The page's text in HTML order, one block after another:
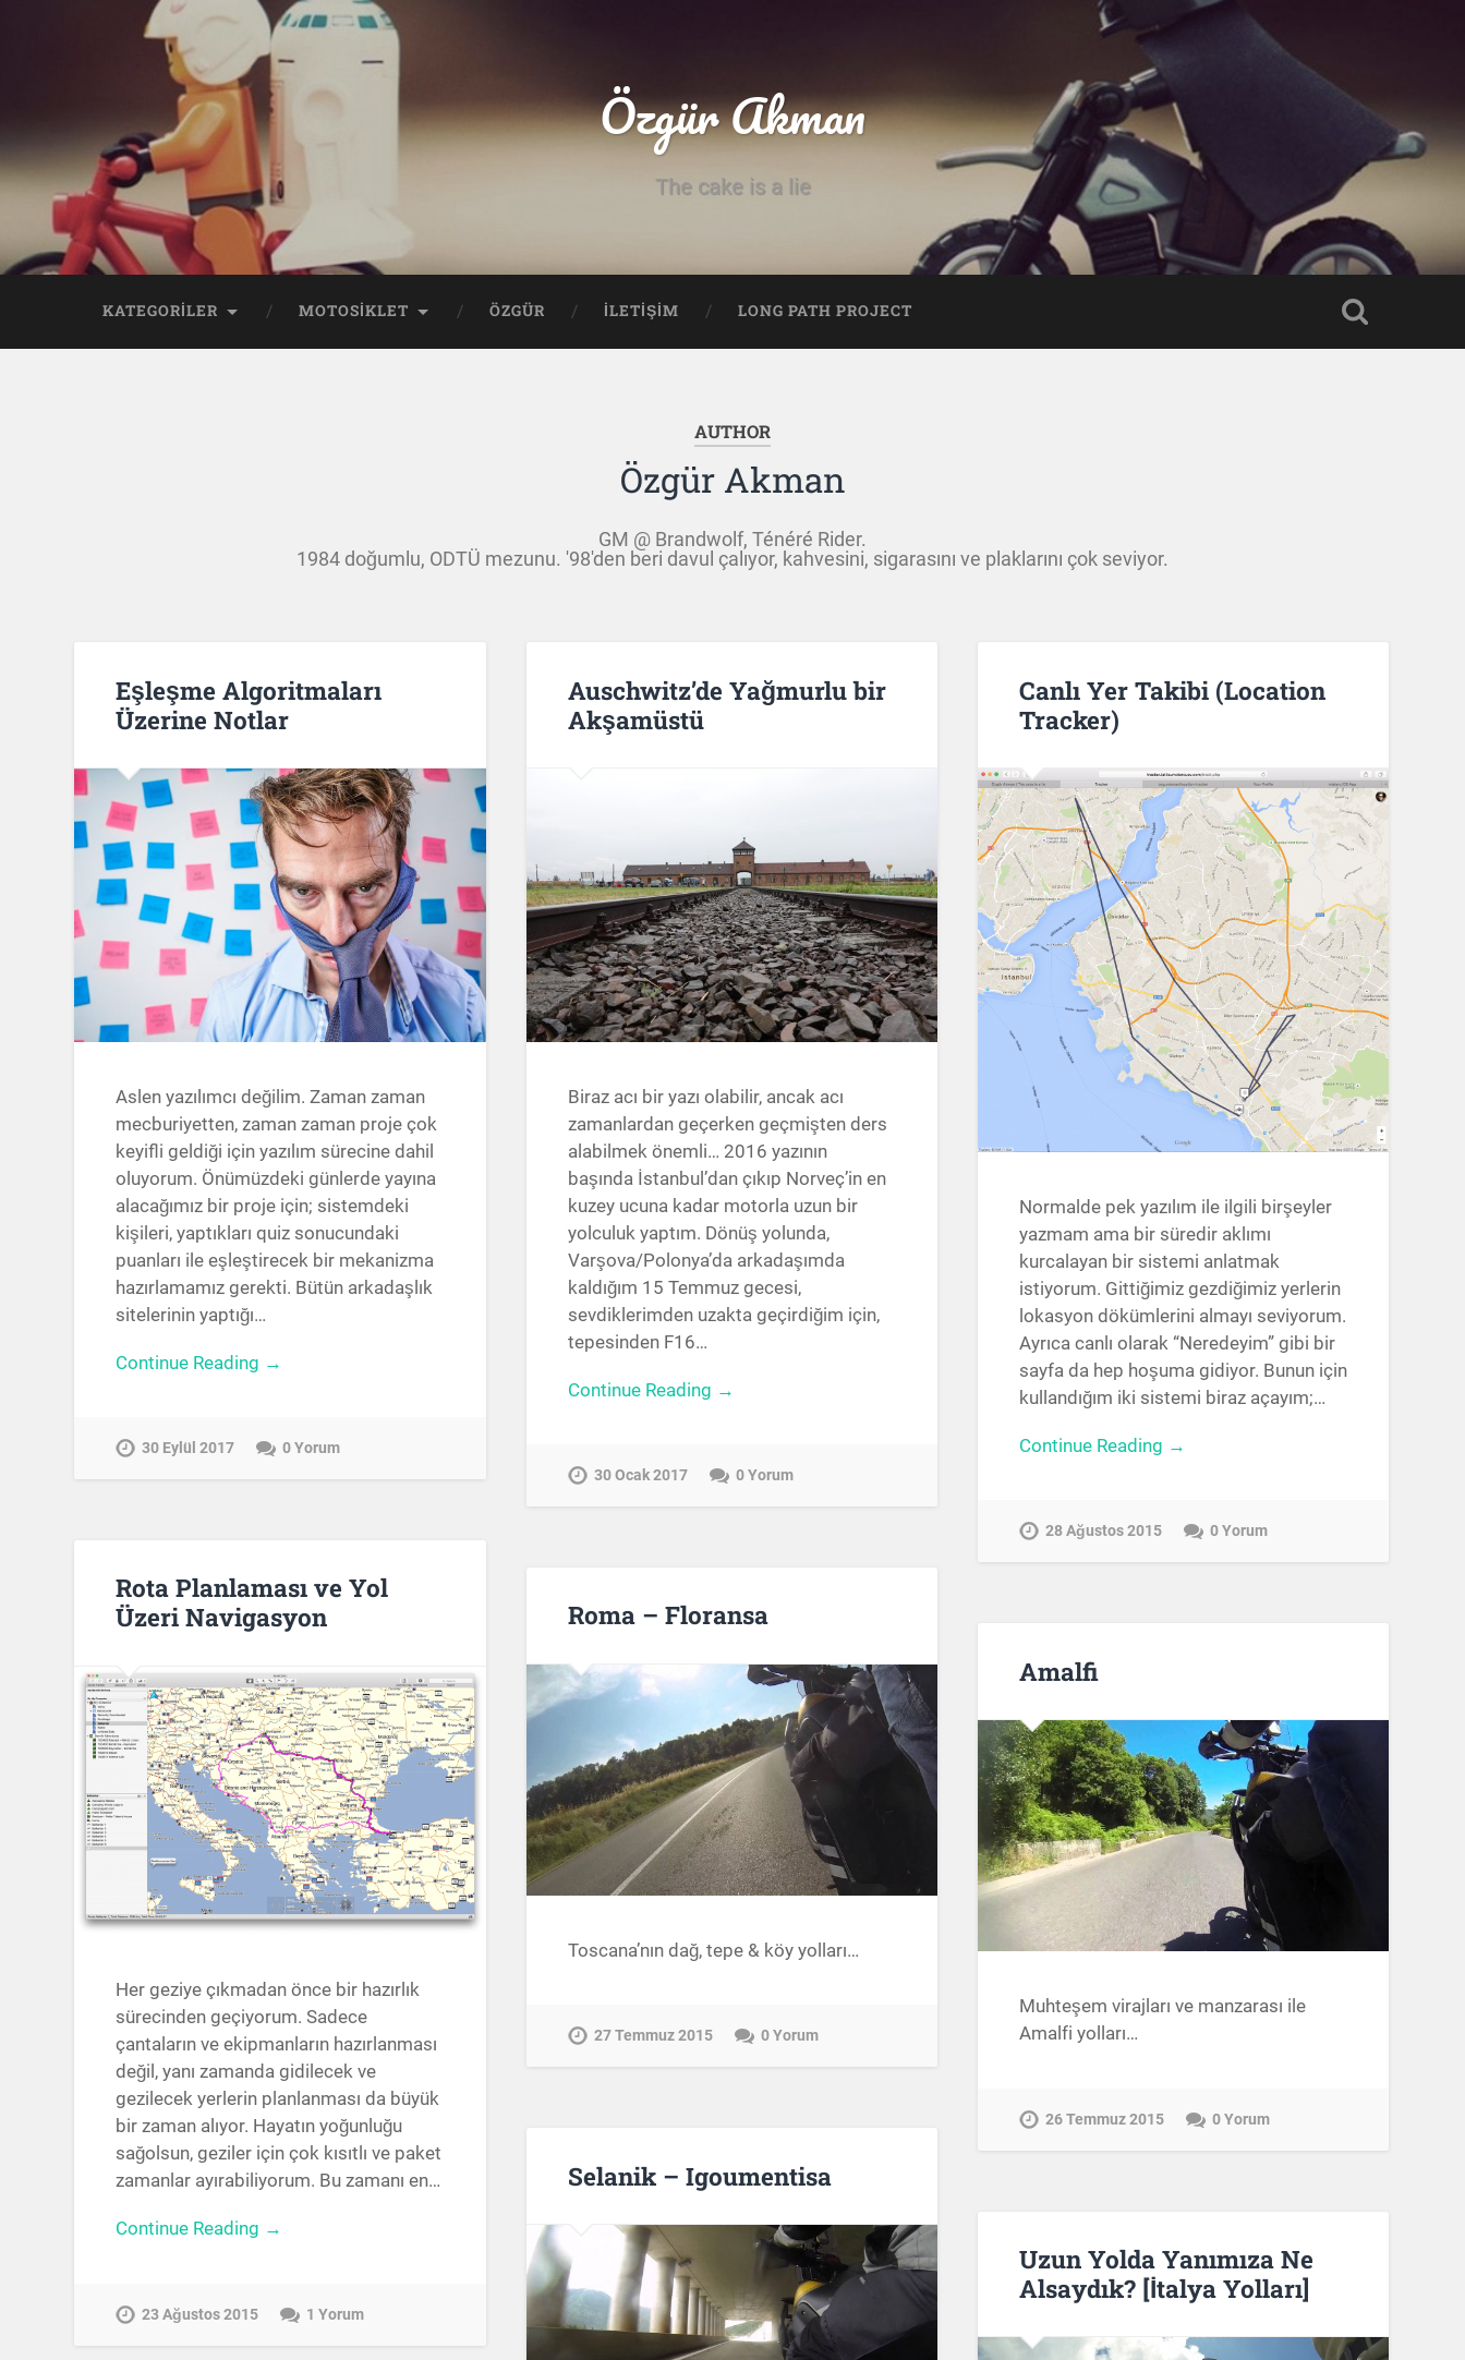
Özgür Akman
The cake is a lie
KATEGORİLER MOTOSİKLET ÖZGÜR İLETİŞİM LONG PATH PROJECT
AUTHOR
Özgür Akman
GM @ Brandwolf, Ténéré Rider.
1984 doğumlu, ODTÜ mezunu. '98'den beri davul çalıyor, kahvesini, sigarasını ve plaklarını çok seviyor.
Eşleşme Algoritmaları
Üzerine Notlar
Aslen yazılımcı değilim. Zaman zaman
mecburiyetten, zaman zaman proje çok
keyifli geldiği için yazılım sürecine dahil
oluyorum. Önümüzdeki günlerde yayına
alacağımız bir proje için; sistemdeki
kişileri, yaptıkları quiz sonucundaki
puanları ile eşleştirecek bir mekanizma
hazırlamamız gerekti. Bütün arkadaşlık
sitelerinin yaptığı…
Continue Reading →
30 Eylül 2017 0 Yorum
Auschwitz’de Yağmurlu bir
Akşamüstü
Biraz acı bir yazı olabilir, ancak acı
zamanlardan geçerken geçmişten ders
alabilmek önemli… 2016 yazının
başında İstanbul’dan çıkıp Norveç’in en
kuzey ucuna kadar motorla uzun bir
yolculuk yaptım. Dönüş yolunda,
Varşova/Polonya’da arkadaşımda
kaldığım 15 Temmuz gecesi,
sevdiklerimden uzakta geçirdiğim için,
tepesinden F16…
Continue Reading →
30 Ocak 2017 0 Yorum
Canlı Yer Takibi (Location
Tracker)
Normalde pek yazılım ile ilgili birşeyler
yazmam ama bir süredir aklımı
kurcalayan bir sistemi anlatmak
istiyorum. Gittiğimiz gezdiğimiz yerlerin
lokasyon dökümlerini almayı seviyorum.
Ayrıca canlı olarak “Neredeyim” gibi bir
sayfa da hep hoşuma gidiyor. Bunun için
kullandığım iki sistemi biraz açayım;…
Continue Reading →
28 Ağustos 2015 0 Yorum
Rota Planlaması ve Yol
Üzeri Navigasyon
Her geziye çıkmadan önce bir hazırlık
sürecinden geçiyorum. Sadece
çantaların ve ekipmanların hazırlanması
değil, yanı zamanda gidilecek ve
gezilecek yerlerin planlanması da büyük
bir zaman alıyor. Hayatın yoğunluğu
sağolsun, geziler için çok kısıtlı ve paket
zamanlar ayırabiliyorum. Bu zamanı en…
Continue Reading →
23 Ağustos 2015 1 Yorum
Roma – Floransa
Toscana’nın dağ, tepe & köy yolları…
27 Temmuz 2015 0 Yorum
Amalfi
Muhteşem virajları ve manzarası ile
Amalfi yolları…
26 Temmuz 2015 0 Yorum
Selanik – Igoumentisa
Uzun Yolda Yanımıza Ne
Alsaydık? [İtalya Yolları]